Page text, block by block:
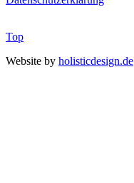
Top
Website by holisticdesign.de